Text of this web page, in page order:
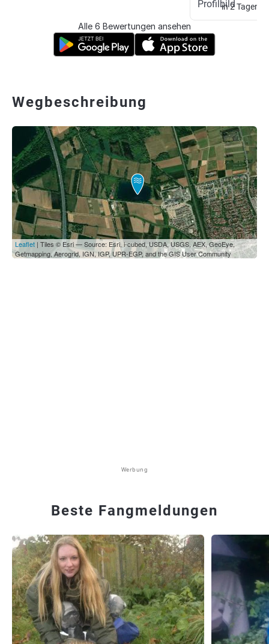
in 2 Tagen
Alle 6 Bewertungen ansehen
Wegbeschreibung
Leaflet | Tiles © Esri — Source: Esri, i-cubed, USDA, USGS, AEX, GeoEye,
Getmapping, Aerogrid, IGN, IGP, UPR-EGP, and the GIS User Community
Werbung
Beste Fangmeldungen